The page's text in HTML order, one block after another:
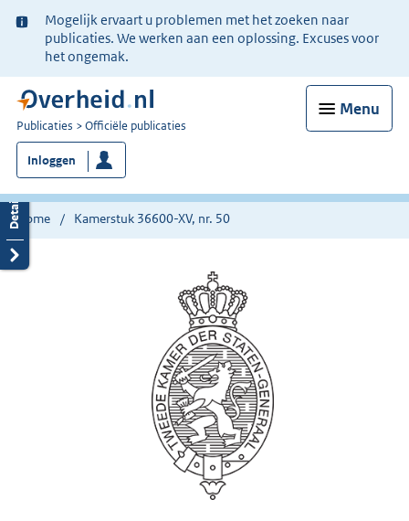
Ter
informatie:
Mogelijk ervaart u problemen met het zoeken naar
publicaties. We werken aan een oplossing. Excuses voor
het ongemak.
Menu
U
bent
nu
hier:
Publicaties Officiële publicaties
Inloggen
Home Kamerstuk 36600-XV, nr. 50